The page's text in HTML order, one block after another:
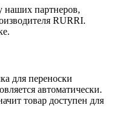
наших партнеров,
RURRI.
для переноски
автоматически.
товар доступен для